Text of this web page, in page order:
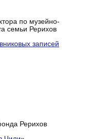
по музейно-
семьи Рерихов
записей
Рерихов